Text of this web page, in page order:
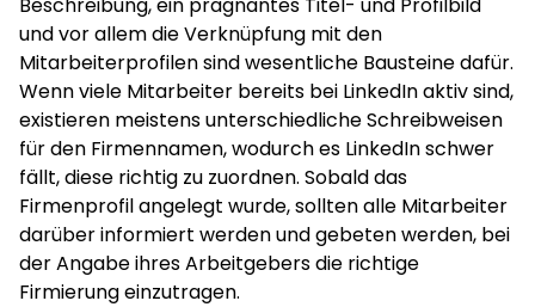
und vor allem die Verknüpfung mit den
Mitarbeiterprofilen sind wesentliche Bausteine dafür.
Wenn viele Mitarbeiter bereits bei LinkedIn aktiv sind,
existieren meistens unterschiedliche Schreibweisen
für den Firmennamen, wodurch es LinkedIn schwer
fällt, diese richtig zu zuordnen. Sobald das
Firmenprofil angelegt wurde, sollten alle Mitarbeiter
darüber informiert werden und gebeten werden, bei
der Angabe ihres Arbeitgebers die richtige
Firmierung einzutragen.